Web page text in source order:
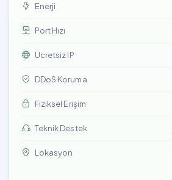
Enerji
Port Hızı
Ücretsiz IP
DDoS Koruma
Fiziksel Erişim
Teknik Destek
Lokasyon